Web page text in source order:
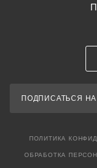
ПОДПИСАТЬСЯ
ПОЛИТИКА
ОБРАБОТКА